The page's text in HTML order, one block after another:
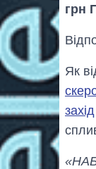
грн
Як
захід